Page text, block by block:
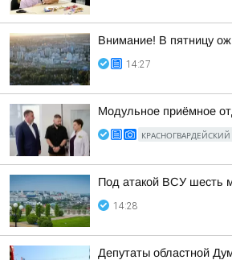
Внимание! В пятницу
14:27
Модульное приёмное
КРАСНОГВАРДЕЙСКИЙ
Под атакой ВСУ шесть
14:28
Депутаты областной